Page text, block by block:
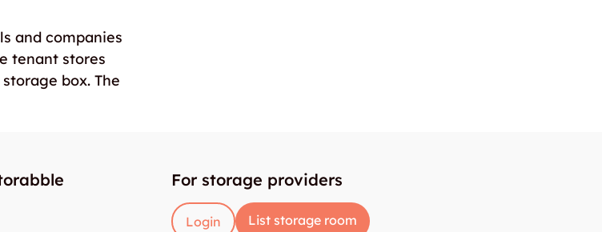
and companies
tenant stores
box. The
For storage providers
Login List storage room